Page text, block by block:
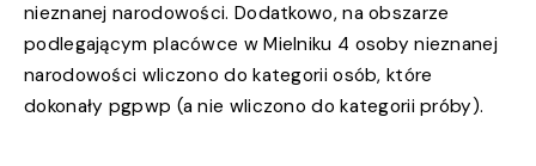
nieznanej narodowości. Dodatkowo, na obszarze
podlegającym placówce w Mielniku 4 osoby nieznanej
narodowości wliczono do kategorii osób, które
dokonały pgpwp (a nie wliczono do kategorii próby).